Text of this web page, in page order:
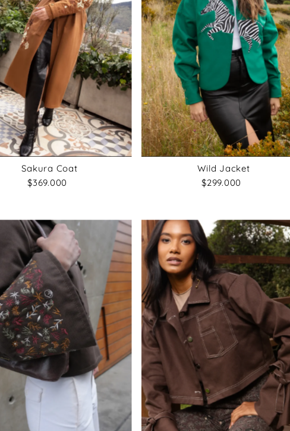
Sakura Coat
Precio
$369.000
Wild Jacket
Precio
$299.000